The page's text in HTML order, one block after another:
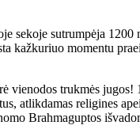
sekoje sutrumpėja
kažkuriuo momentu
vienodos trukmės
atlikdamas religines
Brahmaguptos